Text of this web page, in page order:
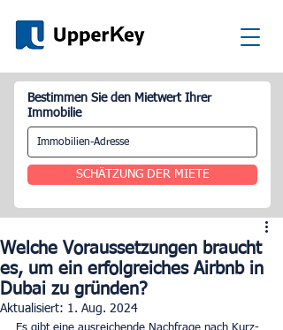
Bestimmen Sie den Mietwert Ihrer
Immobilie
SCHÄTZUNG DER MIETE
Welche Voraussetzungen braucht
es, um ein erfolgreiches Airbnb in
Dubai zu gründen?
Aktualisiert: 1. Aug. 2024